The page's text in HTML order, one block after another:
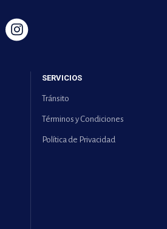
SERVICIOS
Tránsito
Términos y Condiciones
Política de Privacidad